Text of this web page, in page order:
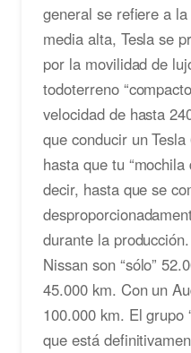
general se refiere a
media alta, Tesla se
por la movilidad de
todoterreno
velocidad de hasta
que conducir un
hasta que tu
decir, hasta que se
durante la
Nissan son “sólo”
45.000 km. Con un
100.000 km. El grupo
que está